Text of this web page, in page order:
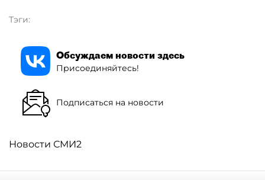
Тэги:
Обсуждаем новости здесь
Присоединяйтесь!
Подписаться на новости
Новости СМИ2